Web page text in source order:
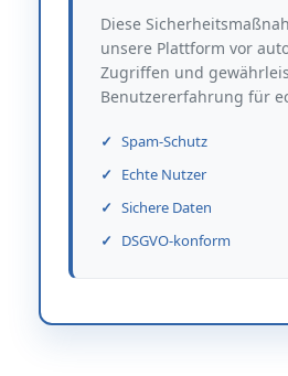
Diese
unsere Plattform vor
Zugriffen und
Benutzererfahrung für
Spam-Schutz
Echte Nutzer
Sichere Daten
DSGVO-konform